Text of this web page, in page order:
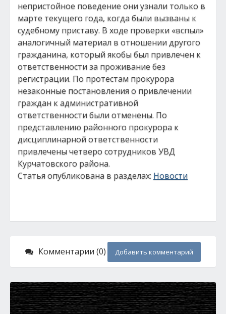
непристойное поведение они узнали только в
марте текущего года, когда были вызваны к
судебному приставу. В ходе проверки «вспыл»
аналогичный материал в отношении другого
гражданина, который якобы был привлечен к
ответственности за проживание без
регистрации. По протестам прокурора
незаконные постановления о привлечении
граждан к административной
ответственности были отменены. По
представлению районного прокурора к
дисциплинарной ответственности
привлечены четверо сотрудников УВД
Курчатовского района.
Статья опубликована в разделах: Новости
Комментарии (0) Добавить комментарий